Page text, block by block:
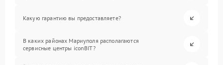
Какую гарантию вы предоставляете?
В каких районах Мариуполя располагаются
сервисные центры iconBIT?